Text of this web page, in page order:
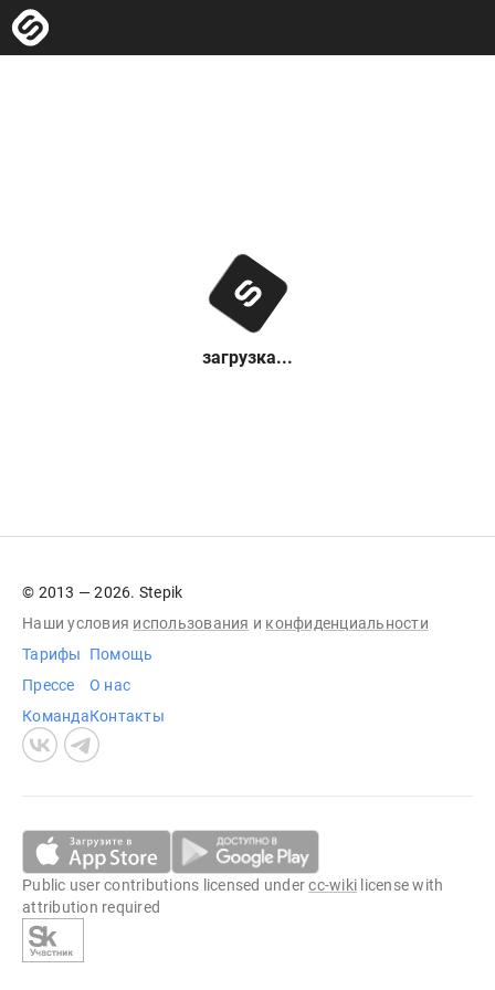
загрузка...
© 2013 — 2026. Stepik
Наши условия использования и конфиденциальности
Тарифы
Прессе
Команда
Помощь
О нас
Контакты
Public user contributions licensed undercc-wiki license with
attribution required